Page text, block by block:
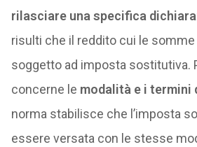
rilasciare una specifica
risulti che il reddito cui le
soggetto ad imposta sostitutiva.
concerne le modalità e i termini
norma stabilisce che l’imposta
essere versata con le stesse